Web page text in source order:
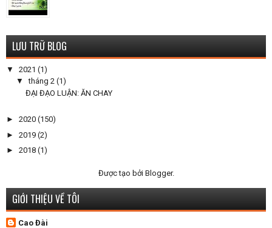
LƯU TRỮ BLOG
▼ 2021 (1)
▼tháng 2 (1)
ĐẠI ĐẠO LUẬN: ĂN CHAY
► 2020 (150)
► 2019 (2)
► 2018 (1)
Được tạo bởi Blogger.
GIỚI THIỆU VỀ TÔI
Cao Đài